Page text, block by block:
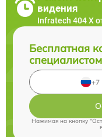
видения
Infratech 404 Х
Бесплатная
специалистом
Нажимая на кнопку